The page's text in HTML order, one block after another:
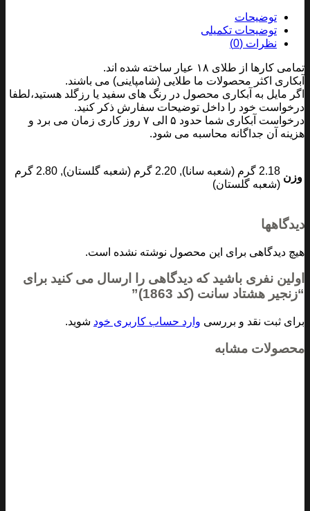
توضیحات
توضیحات تکمیلی
نظرات (0)
از طلای ۱۸ عیار ساخته شده اند.
اکثر محصولات ما طلایی (شامپاینی) می باشند.
مایل به آبکاری محصول در رنگ های سفید یا رزگلد هستید،لطفا
خود را داخل توضیحات سفارش ذکر کنید.
درخواست آبکاری شما حدود ۵ الی ۷ روز کاری زمان می برد و
آن جداگانه محاسبه می شود.
2.18 گرم (شعبه سانا), 2.20 گرم (شعبه گلستان), 2.80 گرم
(شعبه گلستان)
دیدگاهی برای این محصول نوشته نشده است.
نفری باشید که دیدگاهی را ارسال می کنید برای
هشتاد سانت (کد 1863)”
ثبت نقد و بررسیوارد حساب کاربری خود شوید.
مشابه